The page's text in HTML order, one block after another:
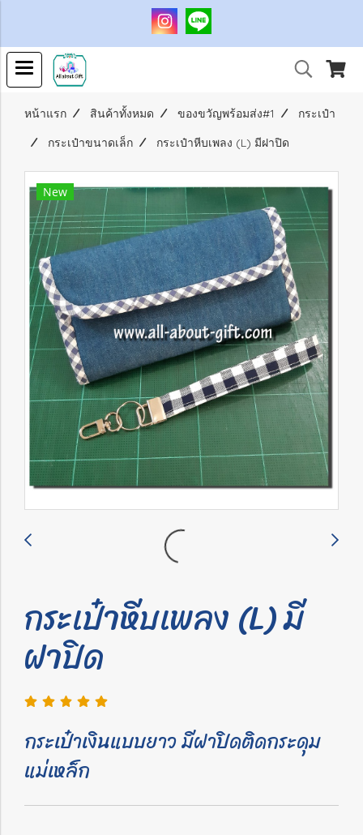
หน้าแรก สินค้าทั้งหมด ของขวัญพร้อมส่ง#1
กระเป๋า
กระเป๋าขนาดเล็ก
กระเป๋าหีบเพลง (L) มีฝาปิด
New
กระเป๋าหีบเพลง (L) มี
ฝาปิด
กระเป๋าเงินแบบยาว มีฝาปิดติดกระดุม
แม่เหล็ก